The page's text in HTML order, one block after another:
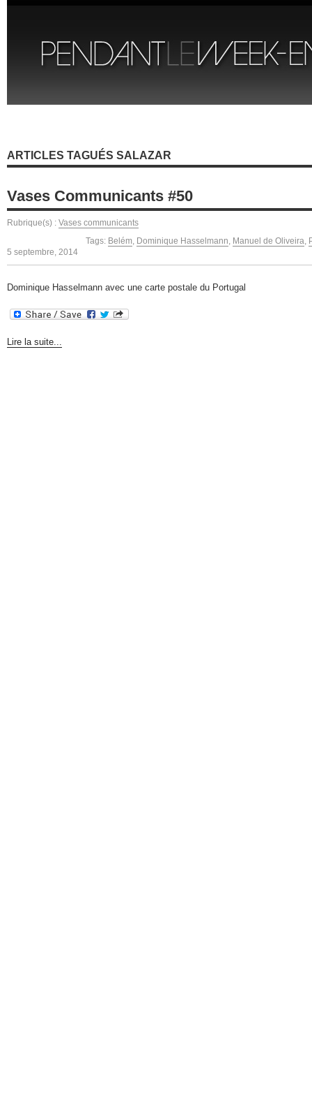
ARTICLES TAGUÉS SALAZAR
Vases Communicants #50
Rubrique(s) : Vases communicants
Tags: Belém, Dominique Hasselmann, Manuel de Oliveira,
5 septembre, 2014
Dominique Hasselmann avec une carte postale du Portugal
Lire la suite...